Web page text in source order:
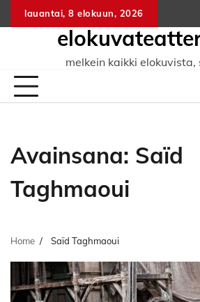
to
lauantai, 8 elokuun, 2026
melkein kaikki elokuvista,
Avainsana: Saïd
Taghmaoui
Home Saïd Taghmaoui